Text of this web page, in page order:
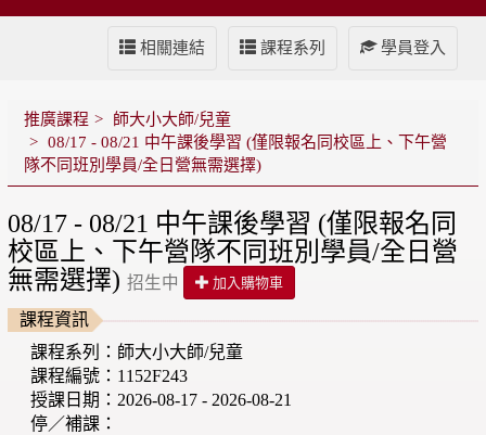
學員登入
課程系列
相關連結
推廣課程
師大小大師/兒童
08/17 - 08/21 中午課後學習 (僅限報名同校區上、下午營
隊不同班別學員/全日營無需選擇)
08/17 - 08/21 中午課後學習 (僅限報名同
校區上、下午營隊不同班別學員/全日營
無需選擇) 招生中 加入購物車
課程資訊
課程系列：師大小大師/兒童
課程編號：1152F243
授課日期：2026-08-17 - 2026-08-21
停／補課：